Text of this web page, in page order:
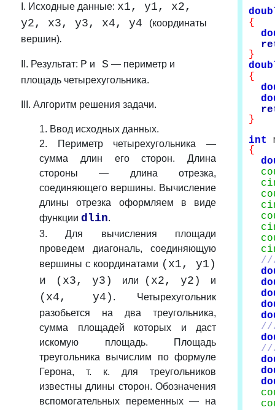
I. Исходные данные: x1, y1, x2,
y2, x3, y3, x4, y4
(координаты
вершин).
II. Результат: P и S — периметр и
площадь четырехугольника.
III. Алгоритм решения задачи.
1. Ввод исходных данных.
2.
Периметр четырехугольника —
сумма длин его сторон. Длина
стороны — длина отрезка,
соединяющего вершины. Вычисление
длины отрезка оформляем в виде
функции dlin.
3.Для вычисления площади
проведем диагональ, соединяющую
вершины с координатами (x1, y1)
и (x3, y3)
или (x2, y2) и
(x4, y4) . Четырехугольник
разобьется на два треугольника,
сумма площадей которых и даст
искомую площадь. Площадь
треугольника вычислим по формуле
Герона, т. к. для треугольников
известны длины сторон. Обозначения
вспомогательных переменных — на
{
}
{
}
int
{
///